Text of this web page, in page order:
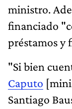
ministro.
financiado
préstamos y
"Si bien
Caputo
Santiago